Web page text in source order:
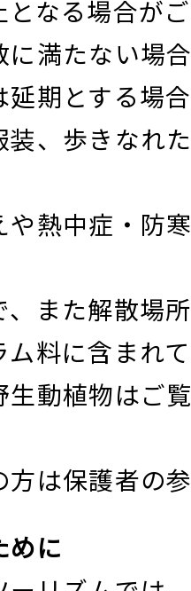
となる場合が
に満たない場
期とする場
装、歩きなれ
や熱中症・防
、また解散場
料に含まれ
生動植物はご
は保護者の
めに